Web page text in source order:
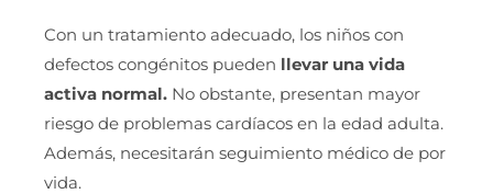
Con un tratamiento adecuado, los niños con
defectos congénitos pueden llevar una vida
activa normal. No obstante, presentan mayor
riesgo de problemas cardíacos en la edad adulta.
Además, necesitarán seguimiento médico de por
vida.